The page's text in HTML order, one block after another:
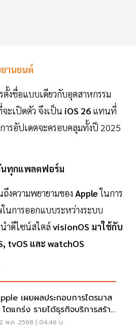
านยนต์
ตั้งชื่อแบบเดียวกับอุตสาหกรรม
ะเปิดตัว จึงเป็น iOS 26 แทนที่
ารอัปเดตจะครอบคลุมทั้งปี 2025
นทุกแพลตฟอร์ม
งความพยายามของ Appleในการ
นการออกแบบระหว่างระบบ
ำดีไซน์สไตล์ visionOS มาใช้กับ
tvOS และ watchOS
เผยผลประกอบการไตรมาส
ตแกร่ง รายได้ธุรกิจบริการสร้าง
ติใหม่
พ.ค. 2568 | 04:46 น.